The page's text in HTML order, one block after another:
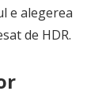
e alegerea
de HDR.